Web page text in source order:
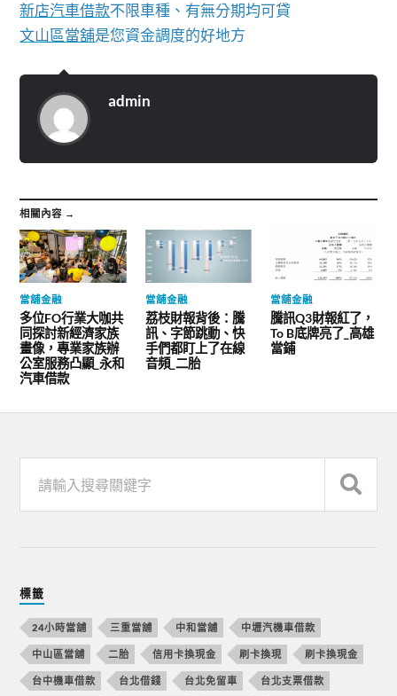
新店汽車借款不限車種、有無分期均可貸
文山區當舖是您資金調度的好地方
admin
相關內容 →
當舖金融
多位FO行業大咖共
同探討新經濟家族
畫像，專業家族辦
公室服務凸顯_永和
汽車借款
當舖金融
荔枝財報背後：騰
訊、字節跳動、快
手們都盯上了在線
音頻_二胎
當舖金融
騰訊Q3財報紅了，
To B底牌亮了_高雄
當鋪
標籤
24小時當舖 三重當舖 中和當舖 中壢汽機車借款
中山區當舖 二胎 信用卡換現金 刷卡換現 刷卡換現金
台中機車借款 台北借錢 台北免留車 台北支票借款